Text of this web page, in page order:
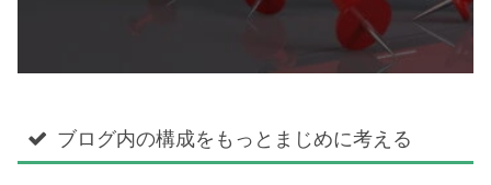
ブログ内の構成をもっとまじめに考える